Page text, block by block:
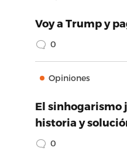
Voy a Trump y
0
Opiniones
El sinhogarismo
historia y
0